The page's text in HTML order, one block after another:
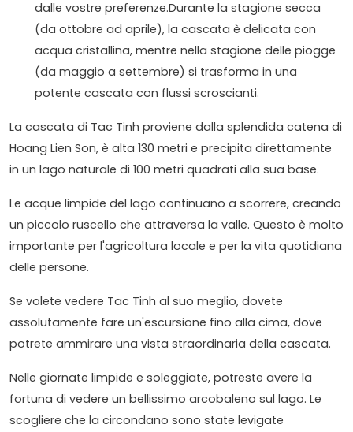
dalle vostre preferenze.Durante la stagione secca
(da ottobre ad aprile), la cascata è delicata con
acqua cristallina, mentre nella stagione delle piogge
(da maggio a settembre) si trasforma in una
potente cascata con flussi scroscianti.
La cascata di Tac Tinh proviene dalla splendida catena di
Hoang Lien Son, è alta 130 metri e precipita direttamente
in un lago naturale di 100 metri quadrati alla sua base.
Le acque limpide del lago continuano a scorrere, creando
un piccolo ruscello che attraversa la valle. Questo è molto
importante per l'agricoltura locale e per la vita quotidiana
delle persone.
Se volete vedere Tac Tinh al suo meglio, dovete
assolutamente fare un'escursione fino alla cima, dove
potrete ammirare una vista straordinaria della cascata.
Nelle giornate limpide e soleggiate, potreste avere la
fortuna di vedere un bellissimo arcobaleno sul lago. Le
scogliere che la circondano sono state levigate